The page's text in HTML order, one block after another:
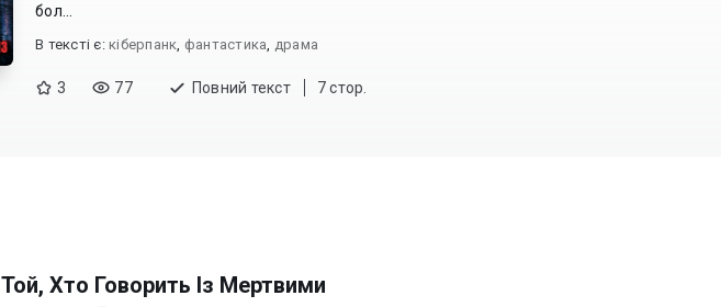
бол...
В текcті є: кіберпанк, фантастика, драма
3 77 Повний текст 7 стор.
Той, Хто Говорить Із Мертвими